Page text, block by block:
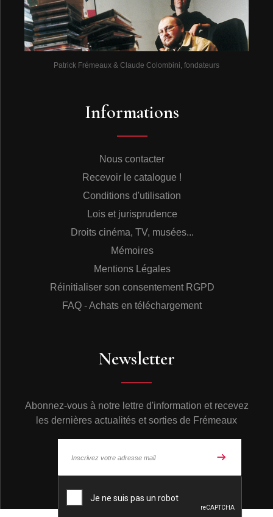
Patrick Frémeaux & Claude Colombini, fondateurs
Informations
Nous contacter
Recevoir le catalogue !
Conditions d'utilisation
Lois et jurisprudence
Droits cinéma, TV, musées...
Mémoires
Mentions Légales
Réinitialiser son consentement RGPD
FAQ - Achats en téléchargement
Newsletter
Abonnez-vous à notre lettre d'information et recevez
les dernières actualités et sorties de Frémeaux